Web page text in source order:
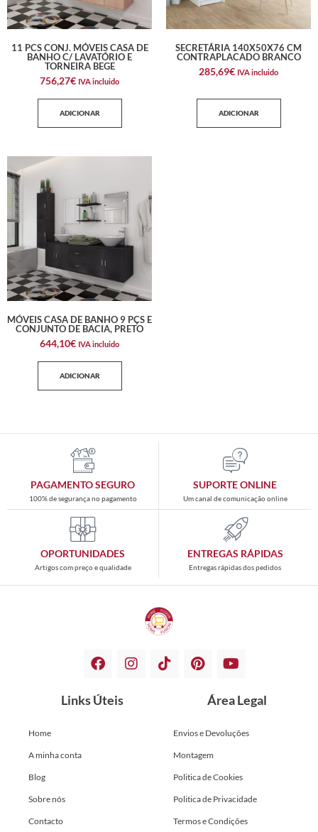
11 PCS CONJ. MÓVEIS CASA DE
BANHO C/ LAVATÓRIO E
TORNEIRA BEGE
756,27€ IVA incluido
ADICIONAR
SECRETÁRIA 140X50X76 CM
CONTRAPLACADO BRANCO
285,69€ IVA incluido
ADICIONAR
MÓVEIS CASA DE BANHO 9 PÇS E
CONJUNTO DE BACIA, PRETO
644,10€ IVA incluido
ADICIONAR
PAGAMENTO SEGURO
100% de segurança no pagamento
SUPORTE ONLINE
Um canal de comunicação online
OPORTUNIDADES
Artigos com preço e qualidade
ENTREGAS RÁPIDAS
Entregas rápidas dos pedidos
Links Úteis
Home
A minha conta
Blog
Sobre nós
Contacto
Área Legal
Envios e Devoluções
Montagem
Politica de Cookies
Politica de Privacidade
Termos e Condições